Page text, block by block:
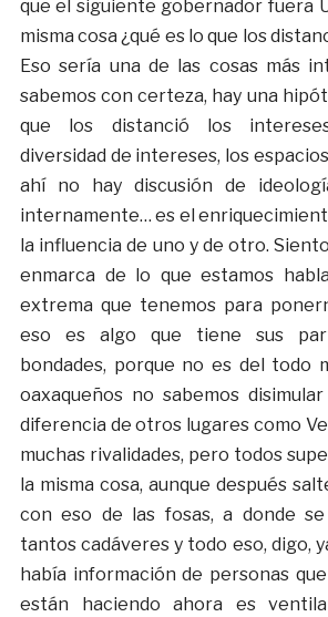
que el siguiente gobernador fuera
misma cosa ¿qué es lo que los
Eso sería una de las cosas más
sabemos con certeza, hay una
que los distanció los
diversidad de intereses, los
ahí no hay discusión de
internamente… es el
la influencia de uno y de otro.
enmarca de lo que estamos
extrema que tenemos para
eso es algo que tiene sus
bondades, porque no es del todo
oaxaqueños no sabemos
diferencia de otros lugares como
muchas rivalidades, pero todos
la misma cosa, aunque después
con eso de las fosas, a donde
tantos cadáveres y todo eso, digo,
había información de personas
están haciendo ahora es